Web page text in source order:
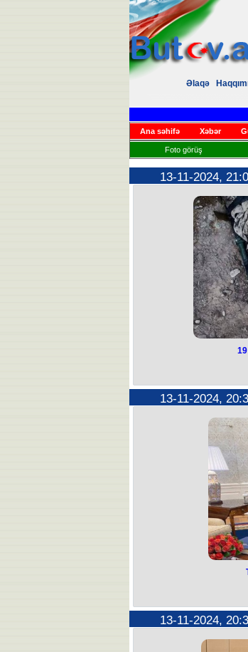
Əlaqə
Ana səhifə Xəbər
Foto görüş
13-11-2024,
Nazirlik Ararat
Ermənistan
13-11-2024,
ABŞ-ın yeni
Görüşdə
13-11-2024,